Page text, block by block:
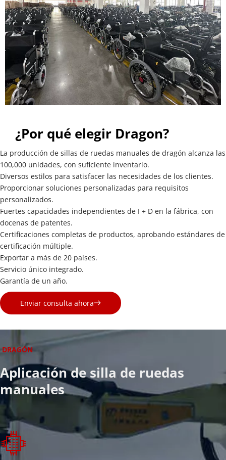
¿Por qué elegir Dragon?
La producción de sillas de ruedas manuales de dragón alcanza las
100,000 unidades, con suficiente inventario.
Diversos estilos para satisfacer las necesidades de los clientes.
Proporcionar soluciones personalizadas para requisitos
personalizados.
Fuertes capacidades independientes de I + D en la fábrica, con
docenas de patentes.
Certificaciones completas de productos, aprobando estándares de
certificación múltiple.
Exportar a más de 20 países.
Servicio único integrado.
Garantía de un año.
Enviar consulta ahora
DRAGÓN
Aplicación de silla de ruedas
manuales